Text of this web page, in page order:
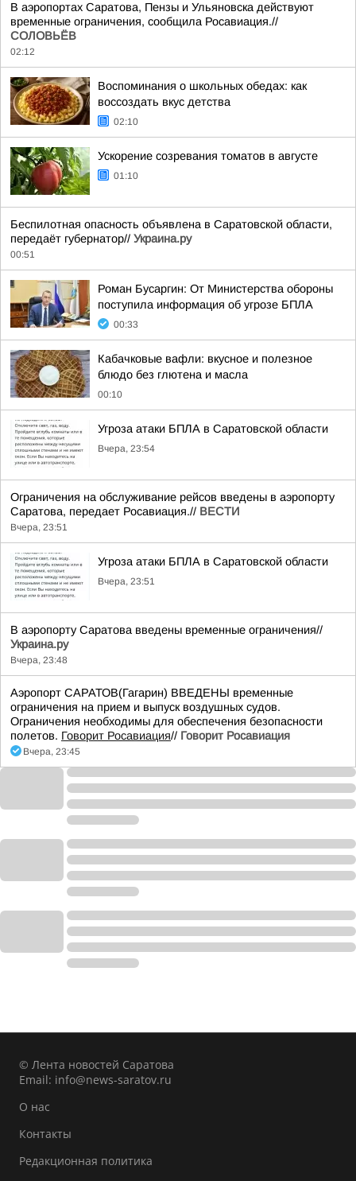
В аэропортах Саратова, Пензы и Ульяновска действуют
временные ограничения, сообщила Росавиация.//
СОЛОВЬЁВ
02:12
Воспоминания о школьных обедах: как
воссоздать вкус детства
02:10
Ускорение созревания томатов в августе
01:10
Беспилотная опасность объявлена в Саратовской области,
передаёт губернатор// Украина.ру
00:51
Роман Бусаргин: От Министерства обороны
поступила информация об угрозе БПЛА
00:33
Кабачковые вафли: вкусное и полезное
блюдо без глютена и масла
00:10
Угроза атаки БПЛА в Саратовской области
Вчера, 23:54
Ограничения на обслуживание рейсов введены в аэропорту
Саратова, передает Росавиация.// ВЕСТИ
Вчера, 23:51
Угроза атаки БПЛА в Саратовской области
Вчера, 23:51
В аэропорту Саратова введены временные ограничения//
Украина.ру
Вчера, 23:48
Аэропорт САРАТОВ(Гагарин) ВВЕДЕНЫ временные
ограничения на прием и выпуск воздушных судов.
Ограничения необходимы для обеспечения безопасности
полетов. Говорит Росавиация// Говорит Росавиация
Вчера, 23:45
© Лента новостей Саратова
Email: info@news-saratov.ru
О нас
Контакты
Редакционная политика